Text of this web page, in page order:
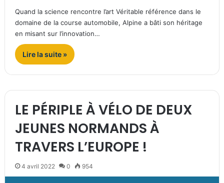
Quand la science rencontre l’art Véritable référence dans le
domaine de la course automobile, Alpine a bâti son héritage
en misant sur l’innovation…
Lire la suite »
LE PÉRIPLE À VÉLO DE DEUX
JEUNES NORMANDS À
TRAVERS L’EUROPE !
4 avril 2022 0 954